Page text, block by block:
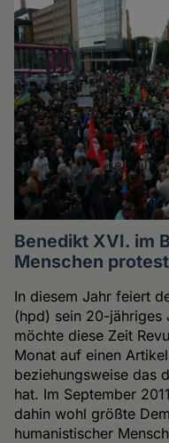
Benedikt XVI. im
Menschen
In diesem Jahr feiert
(hpd) sein 20-jähriges
möchte diese Zeit
Monat auf einen
beziehungsweise das
hat. Im September
dahin wohl größte
humanistischer